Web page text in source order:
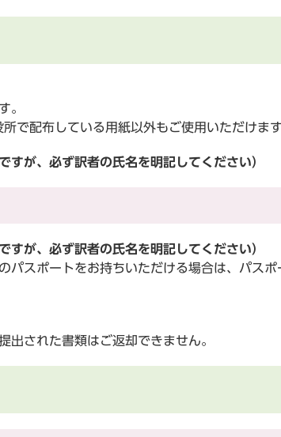
。
で配布している用紙以外もご使用いただけます
が、必ず訳者の氏名を明記してください）
すが、必ず訳者の氏名を明記してください）
スポートをお持ちいただける場合は、パス
された書類はご返却できません。